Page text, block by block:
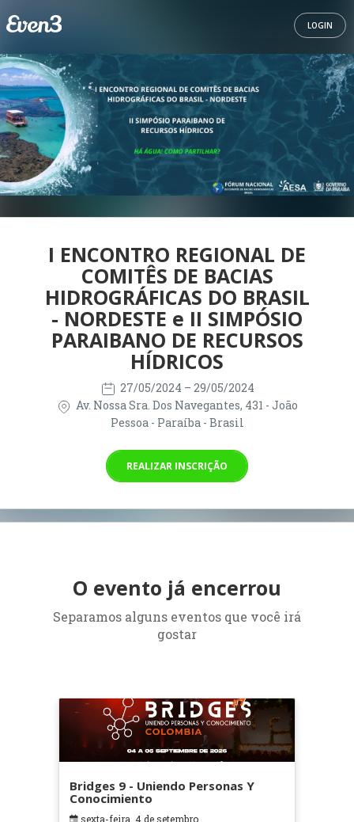
LOGIN
I ENCONTRO REGIONAL DE
COMITÊS DE BACIAS
HIDROGRÁFICAS DO BRASIL
- NORDESTE e II SIMPÓSIO
PARAIBANO DE RECURSOS
HÍDRICOS
27/05/2024 – 29/05/2024
Av. Nossa Sra. Dos Navegantes, 431 - João
Pessoa - Paraíba - Brasil
REALIZAR INSCRIÇÃO
O evento já encerrou
Separamos alguns eventos que você irá
gostar
Bridges 9 - Uniendo Personas Y
Conocimiento
sexta-feira, 4 de setembro